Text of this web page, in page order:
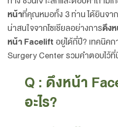
หน้าที่คุณหมอทั้ง 3 ท่าน ได้ยินจา
น่าสนใจจากโซเชียลอย่างการดึง
หน้า Facelift อยู่ได้กี่ปี? เทคนิคก
Surgery Center รวมคำตอบไว้ที่
Q : ดึงหน้า
อะไร?